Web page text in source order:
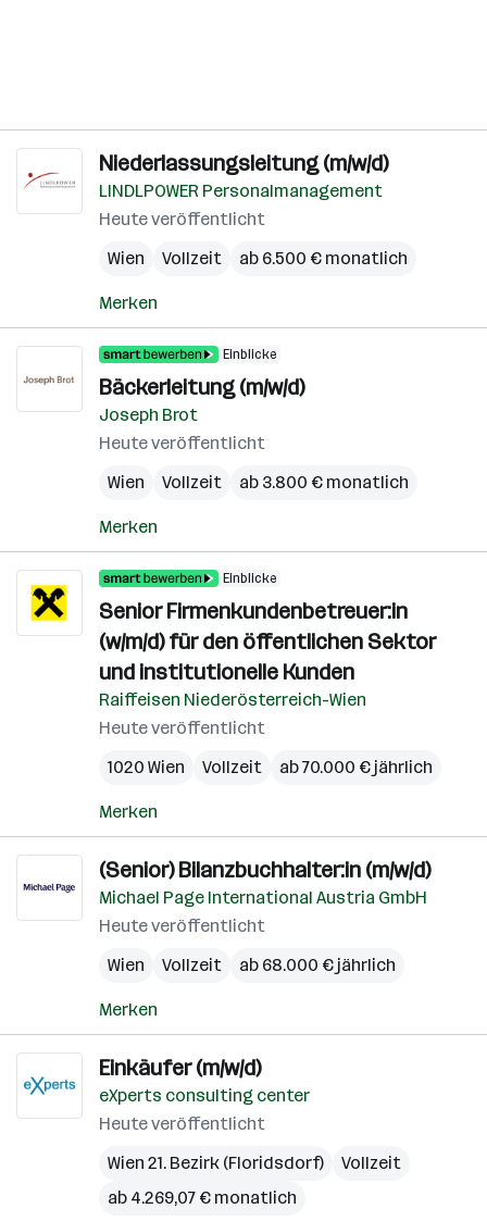
Niederlassungsleitung (m/w/d)
LINDLPOWER Personalmanagement
Heute veröffentlicht
Wien
Vollzeit ab 6.500 € monatlich
Merken
Einblicke
Bäckerleitung (m/w/d)
Joseph Brot
Heute veröffentlicht
Wien
Vollzeit ab 3.800 € monatlich
Merken
Einblicke
Senior Firmenkundenbetreuer:in
(w/m/d) für den öffentlichen Sektor
und institutionelle Kunden
Raiffeisen Niederösterreich-Wien
Heute veröffentlicht
1020 Wien
Vollzeit ab 70.000 € jährlich
Merken
(Senior) Bilanzbuchhalter:in (m/w/d)
Michael Page International Austria GmbH
Heute veröffentlicht
Wien
Vollzeit ab 68.000 € jährlich
Merken
Einkäufer (m/w/d)
eXperts consulting center
Heute veröffentlicht
Wien 21. Bezirk (Floridsdorf)
Vollzeit
ab 4.269,07 € monatlich